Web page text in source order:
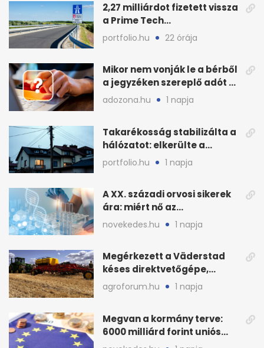
2,27 milliárdot fizetett vissza
a Prime Tech
Magántőkealap az
államnak
portfolio.hu 22 órája
Mikor nem vonják le a bérből
a jegyzéken szereplő adót és
járulékot?
adozona.hu 1 napja
Takarékosság stabilizálta a
hálózatot: elkerülte a
sötétséget Magyarország
portfolio.hu 1 napja
A XX. századi orvosi sikerek
ára: miért nő az
egészségügy súlya?
novekedes.hu 1 napja
Megérkezett a Väderstad
késes direktvetőgépe,
bemutatón is látható
agroforum.hu 1 napja
Megvan a kormány terve:
6000 milliárd forint uniós
pénz sorsa